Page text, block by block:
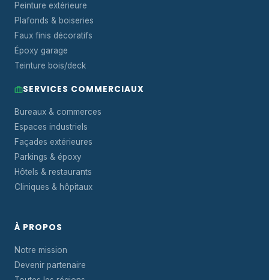
Peinture extérieure
Plafonds & boiseries
Faux finis décoratifs
Époxy garage
Teinture bois/deck
SERVICES COMMERCIAUX
Bureaux & commerces
Espaces industriels
Façades extérieures
Parkings & époxy
Hôtels & restaurants
Cliniques & hôpitaux
À PROPOS
Notre mission
Devenir partenaire